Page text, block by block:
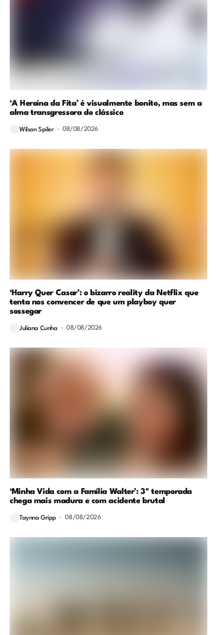
‘A Heroína da Fita’ é visualmente bonito, mas sem a
alma transgressora do clássico
Wilson Spiler 08/08/2026
‘Harry Quer Casar’: o bizarro reality da Netflix que
tenta nos convencer de que um playboy quer
sossegar
Juliana Cunha 08/08/2026
‘Minha Vida com a Família Walter’: 3ª temporada
chega mais madura e com acidente brutal
Taynna Gripp 08/08/2026